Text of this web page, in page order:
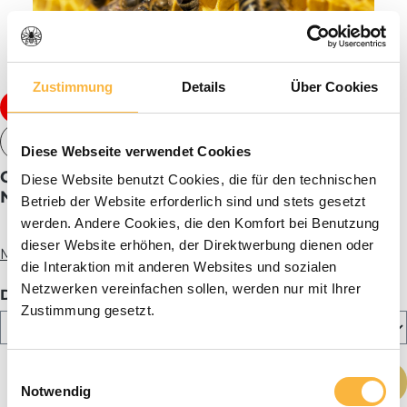
Zustimmung Details Über Cookies
Diese Webseite verwendet Cookies
Diese Website benutzt Cookies, die für den technischen
Betrieb der Website erforderlich sind und stets gesetzt
werden. Andere Cookies, die den Komfort bei Benutzung
dieser Website erhöhen, der Direktwerbung dienen oder
die Interaktion mit anderen Websites und sozialen
Netzwerken vereinfachen sollen, werden nur mit Ihrer
Zustimmung gesetzt.
Notwendig
from €349.99*
Carnica island-mated nucleus colony Deutsch
Normalmaß (DN)
More info
Select
Delivery period
Product Quantity: Enter the desired
Add to shopping cart